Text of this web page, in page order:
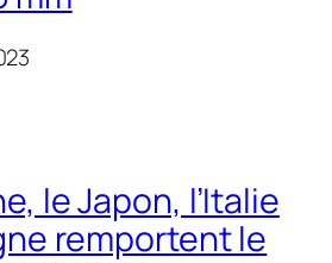
le Japon, l’Italie
remportent le